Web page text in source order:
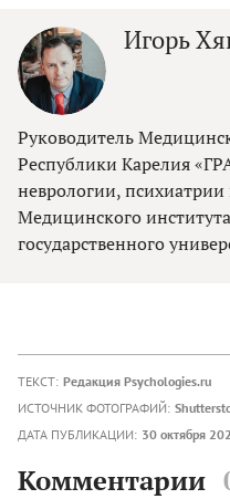
Игорь
Руководитель
Республики Карелия
неврологии,
Медицинского
государственного
ТЕКСТ: Редакция Psychologies.ru
ИСТОЧНИК ФОТОГРАФИЙ:
ДАТА ПУБЛИКАЦИИ: 30 октября
Комментарии